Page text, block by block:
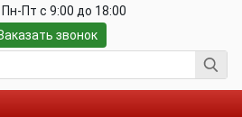
Пн-Пт c 9:00 до 18:00
звонок